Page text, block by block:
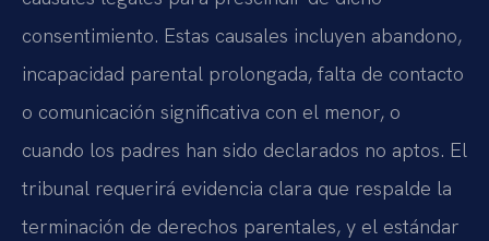
consentimiento. Estas causales incluyen abandono,
incapacidad parental prolongada, falta de contacto
o comunicación significativa con el menor, o
cuando los padres han sido declarados no aptos. El
tribunal requerirá evidencia clara que respalde la
terminación de derechos parentales, y el estándar